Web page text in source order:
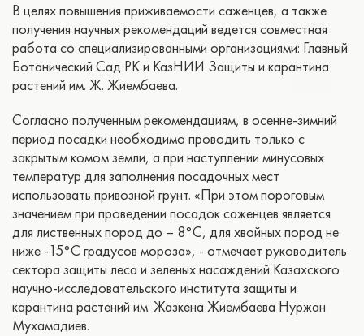
В целях повышения приживаемости саженцев, а также
получения научных рекомендаций ведется совместная
работа со специализированными организациями: Главный
Ботанический Сад РК и КазНИИ Защиты и карантина
растений им. Ж. Жиембаева.
Согласно полученным рекомендациям, в осенне-зимний
период посадки необходимо проводить только с
закрытым комом земли, а при наступлении минусовых
температур для заполнения посадочных мест
использовать привозной грунт. «При этом пороговым
значением при проведении посадок саженцев является
для лиственных пород до – 8°C, для хвойных пород не
ниже -15°C градусов мороза», - отмечает руководитель
сектора защиты леса и зеленых насаждений Казахского
научно-исследовательского института защиты и
карантина растений им. Жазкена Жиембаева Нуржан
Мухамадиев.